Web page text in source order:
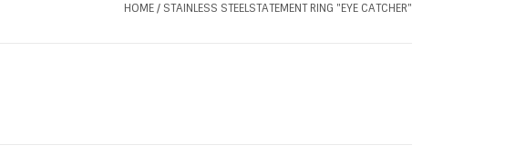
HOME/ STAINLESS STEELSTATEMENT RING "EYE CATCHER"